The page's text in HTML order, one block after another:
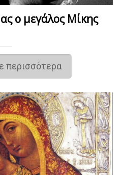
ο μεγάλος Μίκης
περισσότερα